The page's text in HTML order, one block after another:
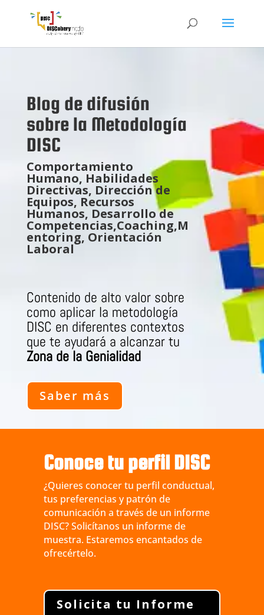
Blog de difusión
sobre la Metodología
DISC
Comportamiento
Humano, Habilidades
Directivas, Dirección de
Equipos, Recursos
Humanos, Desarrollo de
Competencias,Coaching,M
entoring, Orientación
Laboral
Contenido de alto valor sobre
como aplicar la metodología
DISC en diferentes contextos
que te ayudará a alcanzar tu
Zona de la Genialidad
Saber más
Conoce tu perfil DISC
¿Quieres conocer tu perfil conductual,
tus preferencias y patrón de
comunicación a través de un informe
DISC? Solicítanos un informe de
muestra. Estaremos encantados de
ofrecértelo.
Solicita tu Informe